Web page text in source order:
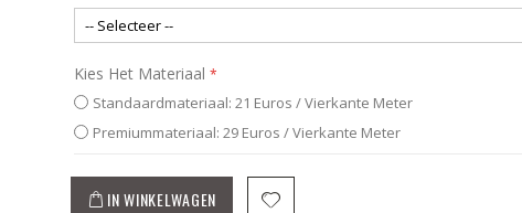
Kies Het Materiaal
Standaardmateriaal: 21 Euros / Vierkante Meter
Premiummateriaal: 29 Euros / Vierkante Meter
IN WINKELWAGEN